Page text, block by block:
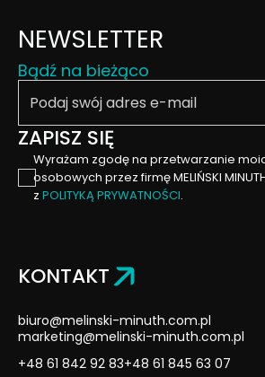
NEWSLETTER
Bądź na bieżąco
ZAPISZ SIĘ
Wyrażam zgodę na przetwarzanie
osobowych przez firmę MELIŃSKI
z POLITYKĄ PRYWATNOŚCI.
KONTAKT
biuro@melinski-minuth.com.pl
marketing@melinski-minuth.com.pl
+48 61 842 92 83+48 61 845 63 07